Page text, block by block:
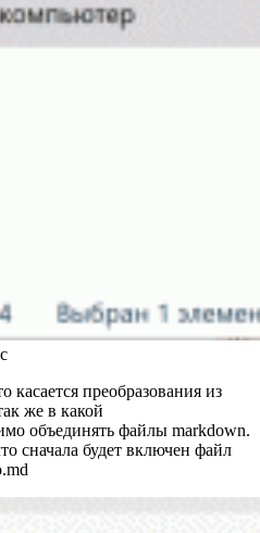
касается преобразования из
же в какой
объединять файлы markdown.
сначала будет включен файл